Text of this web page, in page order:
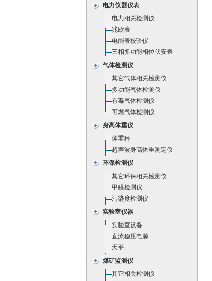
电力仪器仪表
电力相关检测仪
兆欧表
电能表校验仪
三相多功能相位伏安表
气体检测仪
其它气体相关检测仪
多功能气体检测仪
有毒气体检测仪
可燃气体检测仪
身高体重仪
体重秤
超声波身高体重测定仪
环保检测仪
其它环保相关检测仪
甲醛检测仪
污染度检测仪
实验室仪器
实验室设备
直流稳压电源
天平
煤矿监测仪
其它相关检测仪